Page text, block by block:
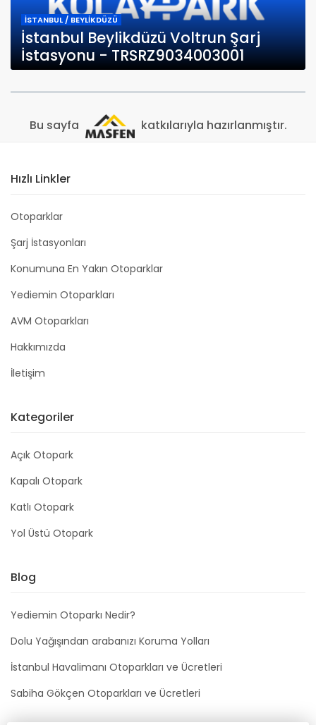
İSTANBUL / BEYLİKDÜZÜ
İstanbul Beylikdüzü Voltrun Şarj
İstasyonu - TRSRZ9034003001
Bu sayfa katkılarıyla hazırlanmıştır.
Hızlı Linkler
Otoparklar
Şarj İstasyonları
Konumuna En Yakın Otoparklar
Yediemin Otoparkları
AVM Otoparkları
Hakkımızda
İletişim
Kategoriler
Açık Otopark
Kapalı Otopark
Katlı Otopark
Yol Üstü Otopark
Blog
Yediemin Otoparkı Nedir?
Dolu Yağışından arabanızı Koruma Yolları
İstanbul Havalimanı Otoparkları ve Ücretleri
Sabiha Gökçen Otoparkları ve Ücretleri